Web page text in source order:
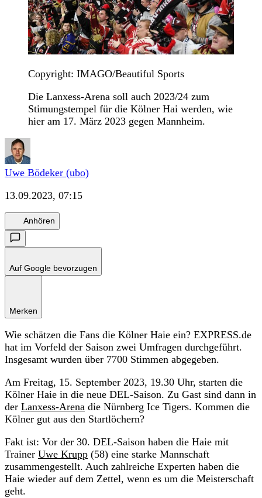
Copyright: IMAGO/Beautiful Sports
Die Lanxess-Arena soll auch 2023/24 zum
Stimungstempel für die Kölner Hai werden, wie
hier am 17. März 2023 gegen Mannheim.
Uwe Bödeker (ubo)
13.09.2023, 07:15
Anhören
Auf Google bevorzugen
Merken
Wie schätzen die Fans die Kölner Haie ein? EXPRESS.de
hat im Vorfeld der Saison zwei Umfragen durchgeführt.
Insgesamt wurden über 7700 Stimmen abgegeben.
Am Freitag, 15. September 2023, 19.30 Uhr, starten die
Kölner Haie in die neue DEL-Saison. Zu Gast sind dann in
der Lanxess-Arena die Nürnberg Ice Tigers. Kommen die
Kölner gut aus den Startlöchern?
Fakt ist: Vor der 30. DEL-Saison haben die Haie mit
Trainer Uwe Krupp (58) eine starke Mannschaft
zusammengestellt. Auch zahlreiche Experten haben die
Haie wieder auf dem Zettel, wenn es um die Meisterschaft
geht.